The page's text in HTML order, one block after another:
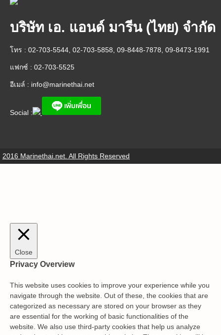
บริษัท เอ. แอนด์ มารีน (ไทย) จำกัด
โทร : 02-703-5544, 02-703-5858, 09-8448-7878, 09-8473-1991
แฟกซ์ : 02-703-5525
อีเมล์ : info@marinethai.net
Social :
2016 Marinethai.net. All Rights Reserved
Close
Privacy Overview
This website uses cookies to improve your experience while you
navigate through the website. Out of these, the cookies that are
categorized as necessary are stored on your browser as they
are essential for the working of basic functionalities of the
website. We also use third-party cookies that help us analyze